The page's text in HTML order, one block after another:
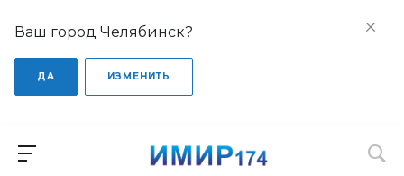
Ваш город Челябинск?
ДА ИЗМЕНИТЬ